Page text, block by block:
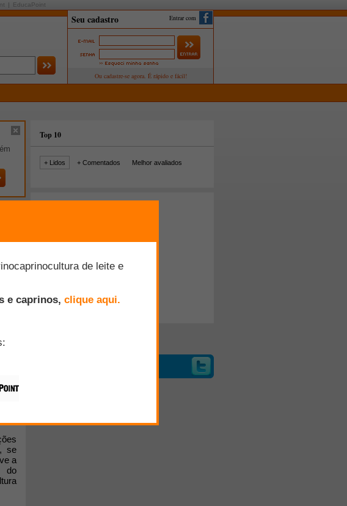
EducaPoint
Entrar com
se
a
do
Top 10
+ Lidos + Comentados Melhor avaliados